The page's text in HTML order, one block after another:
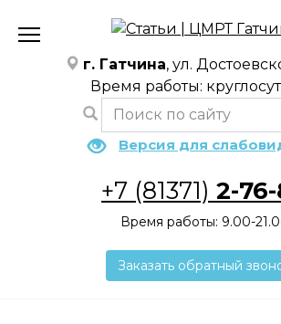
содержанию
г. Гатчина, ул.
Время работы:
Версия для
+7 (81371) 2-
Время работы: 9.00-
Заказать обратный